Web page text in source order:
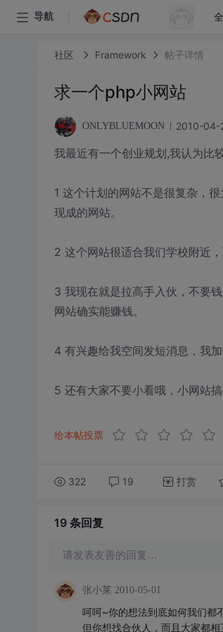
导航
社区 Framework 帖子详情
求一个php小网站
ONLYBLUEMOON 2010-04-
我最近有一个创业规划,我认为比
1 这个计划的网站不是很复杂，
现成的网站。
2 这个网站很适合我们学校附近，
3 我现在就是拉高手入伙，不要
网站确实能赚钱。
4 有兴趣给我空间发短消息，我
5 还有大家不要小看哦，小网站
给本帖投票
322 19 打赏
19 条回复
请发表友善的回复…
张小莱 2010-05-01
呵呵~你的想法到底如何我们都
但你想找合伙人，而且大家都相